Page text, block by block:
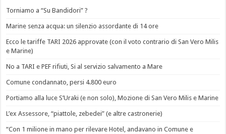
Torniamo a “Su Bandidori” ?
Marine senza acqua: un silenzio assordante di 14 ore
Ecco le tariffe TARI 2026 approvate (con il voto contrario di San Vero Milis
e Marine)
No a TARI e PEF rifiuti, Si al servizio salvamento a Mare
Comune condannato, persi 4.800 euro
Portiamo alla luce S’Uraki (e non solo), Mozione di San Vero Milis e Marine
L’ex Assessore, “piattole, zebedei” (e altre castronerie)
“Con 1 milione in mano per rilevare Hotel, andavano in Comune e